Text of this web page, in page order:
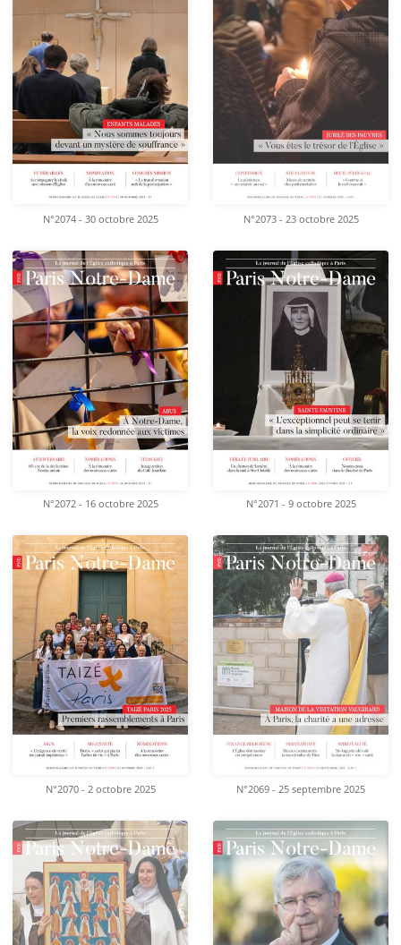
N°2074 - 30 octobre 2025 N°2073 - 23 octobre 2025
N°2072 - 16 octobre 2025 N°2071 - 9 octobre 2025
N°2070 - 2 octobre 2025 N°2069 - 25 septembre 2025